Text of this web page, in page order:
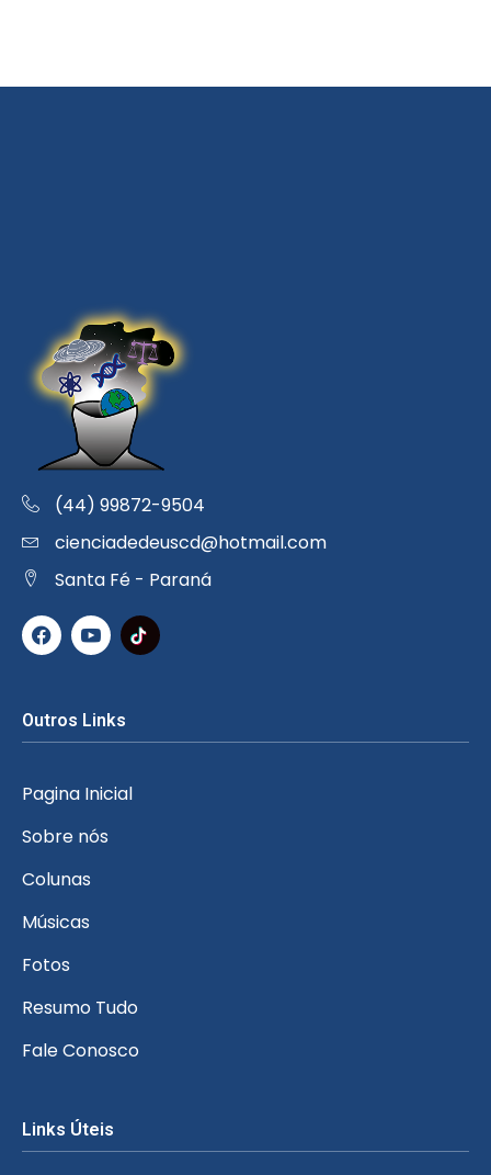
(44) 99872-9504
cienciadedeuscd@hotmail.com
Santa Fé - Paraná
Outros Links
Pagina Inicial
Sobre nós
Colunas
Músicas
Fotos
Resumo Tudo
Fale Conosco
Links Úteis